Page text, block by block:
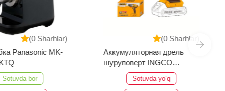
(0 Sharhlar)
Panasonic MK-
Sotuvda bor
(0 Sharhlar)
Аккумуляторная дрель
шуруповерт INGCO
CDLI200518
Sotuvda yo‘q